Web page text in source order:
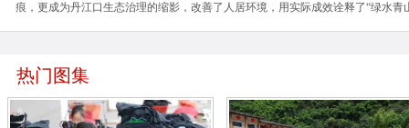
痕，更成为丹江口生态治理的缩影，改善了人居环境，用实际成效诠释了“绿水青
热门图集